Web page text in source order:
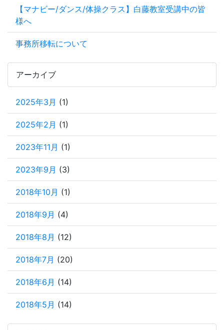
【マナビー/ダンス/体操クラス】白藤教室受講中の皆
様へ
事務所移転について
アーカイブ
2025年3月 (1)
2025年2月 (1)
2023年11月 (1)
2023年9月 (3)
2018年10月 (1)
2018年9月 (4)
2018年8月 (12)
2018年7月 (20)
2018年6月 (14)
2018年5月 (14)